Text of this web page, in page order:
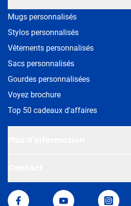
Mugs personnalisés
Stylos personnalisés
Vêtements personnalisés
Sacs personnalisés
Gourdes personnalisées
Voyez brochure
Top 50 cadeaux d'affaires
Van Helden